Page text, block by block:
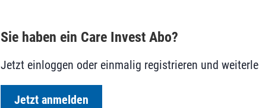
Sie haben ein Care Invest Abo?
Jetzt einloggen oder einmalig registrieren und
Jetzt anmelden